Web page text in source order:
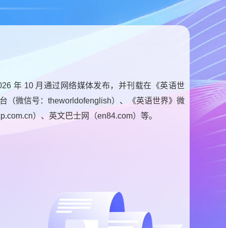
年 10 月通过网络媒体发布，并刊载在《英语世
（微信号：theworldofenglish）、《英语世界》微
）、英文巴士网（en84.com）等。